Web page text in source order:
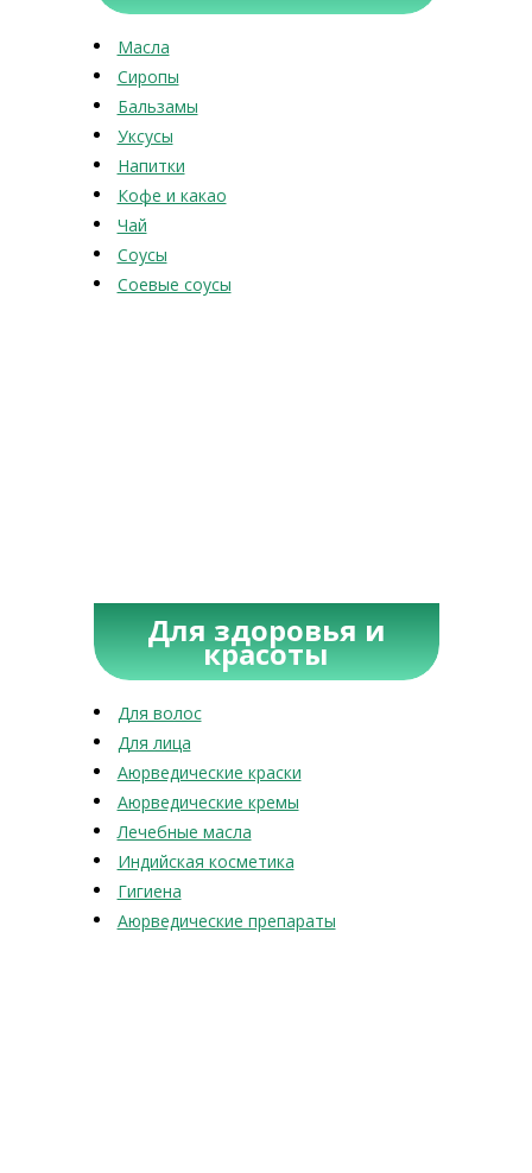
Масла
Сиропы
Бальзамы
Уксусы
Напитки
Кофе и какао
Чай
Соусы
Соевые соусы
Для здоровья и
красоты
Для волос
Для лица
Аюрведические краски
Аюрведические кремы
Лечебные масла
Индийская косметика
Гигиена
Аюрведические препараты